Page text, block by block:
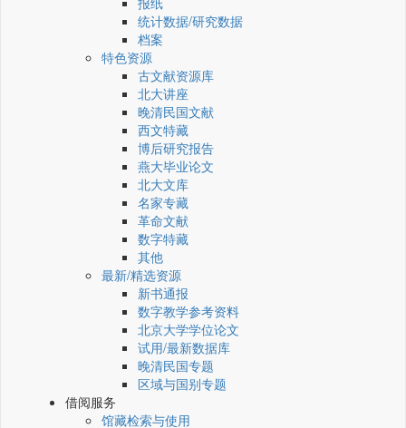
统计数据/研究数据
档案
特色资源
古文献资源库
北大讲座
晚清民国文献
西文特藏
博后研究报告
燕大毕业论文
北大文库
名家专藏
革命文献
数字特藏
其他
最新/精选资源
新书通报
数字教学参考资料
北京大学学位论文
试用/最新数据库
晚清民国专题
区域与国别专题
借阅服务
馆藏检索与使用